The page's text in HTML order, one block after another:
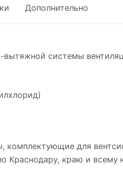
Дополнительно
вытяжной системы
комплектующие для
Краснодару, краю и всему